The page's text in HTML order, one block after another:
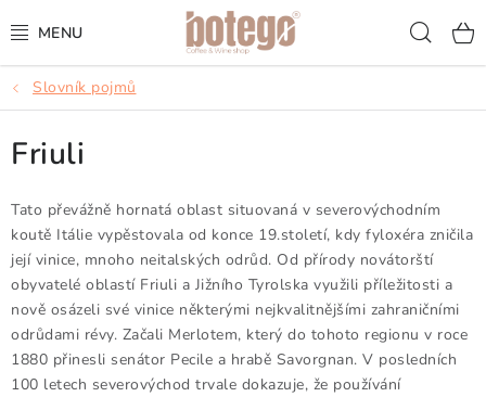
na
KÁVA
FRAPPÉ
VÍNA
ŠUMIVÁ VÍNA
KOKTEJLY & APERITIVY
ČAJ & ČOKOLÁDA
Slovník pojmů
Friuli
Tato převážně hornatá oblast situovaná v severovýchodním
koutě Itálie vypěstovala od konce 19.století, kdy fyloxéra zničila
její vinice, mnoho neitalských odrůd. Od přírody novátorští
obyvatelé oblastí Friuli a Jižního Tyrolska využili příležitosti a
nově osázeli své vinice některými nejkvalitnějšími zahraničními
odrůdami révy. Začali Merlotem, který do tohoto regionu v roce
1880 přinesli senátor Pecile a hrabě Savorgnan. V posledních
100 letech severovýchod trvale dokazuje, že používání